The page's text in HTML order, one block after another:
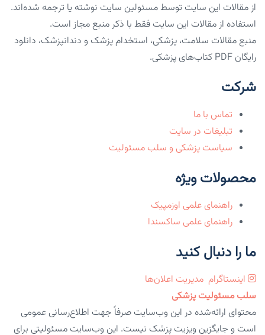
از مقالات این سایت توسط مسئولین سایت نوشته یا ترجمه شده‌اند.
استفاده از مقالات این سایت فقط با ذکر منبع مجاز است.
منبع مقالات سلامت، پزشکی، استخدام پزشک و دندانپزشک، دانلود
رایگان PDF کتاب‌های پزشکی.
شرکت
تماس با ما
تبلیغات در سایت
سیاست پزشکی و سلب مسئولیت
محصولات ویژه
راهنمای علمی اوزمپیک
راهنمای علمی ساکسندا
ما را دنبال کنید
اینستاگرام مدیریت اعلان‌ها
سلب مسئولیت پزشکی
محتوای ارائه‌شده در این وب‌سایت صرفاً جهت اطلاع‌رسانی عمومی
است و جایگزین ویزیت پزشک نیست. این وب‌سایت مسئولیتی برای